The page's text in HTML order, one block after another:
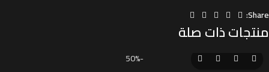
Share:
منتجات ذات صلة
-50%